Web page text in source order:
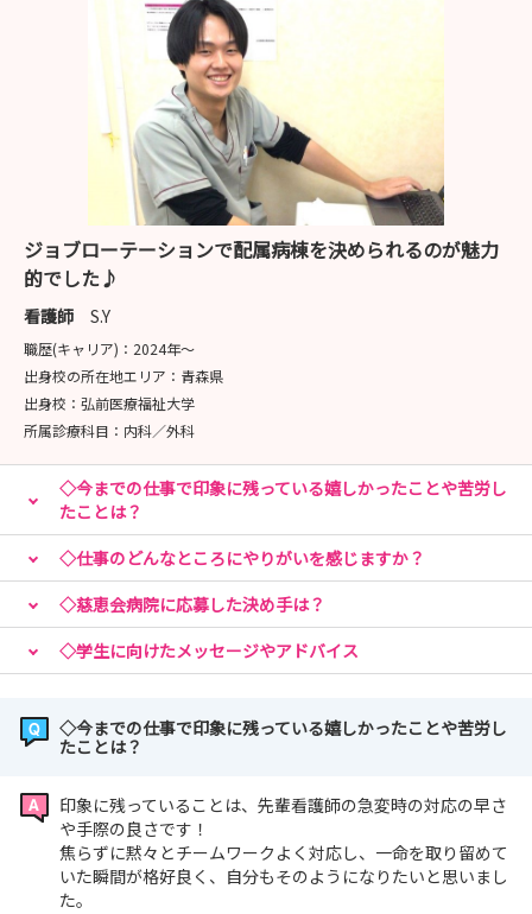
◆病院の概要説明
◆ジョブローテーション制度について
◆教育制度・資格取得制度について などなど
学生の皆様が気になるポイントを詳しくご説明しておりま
おひとりでもご友人との参加も可能です！
お申し込みは【説明会・見学会】ボタンよりお願いいたし
ます😊
※スムーズなご調整のために見学希望日は複数日お知らせ
いただきますようお願いいたします※
お気軽にお申し込みください✨皆様のご参加をお待ちして
おります♪
🌈お気に入り登録お願いいたします🌈
ジョブローテーションで配属病棟を決められるのが魅力
的でした♪
看護師 S.Y
職歴(キャリア)： 2024年〜
出身校の所在地エリア： 青森県
出身校： 弘前医療福祉大学
所属診療科目： 内科／外科
◇今までの仕事で印象に残っている嬉しかったことや苦労し
たことは？
◇仕事のどんなところにやりがいを感じますか？
◇慈恵会病院に応募した決め手は？
◇学生に向けたメッセージやアドバイス
◇今までの仕事で印象に残っている嬉しかったことや苦労し
たことは？
印象に残っていることは、先輩看護師の急変時の対応の早さ
や手際の良さです！
焦らずに黙々とチームワークよく対応し、一命を取り留めて
いた瞬間が格好良く、自分もそのようになりたいと思いまし
た。